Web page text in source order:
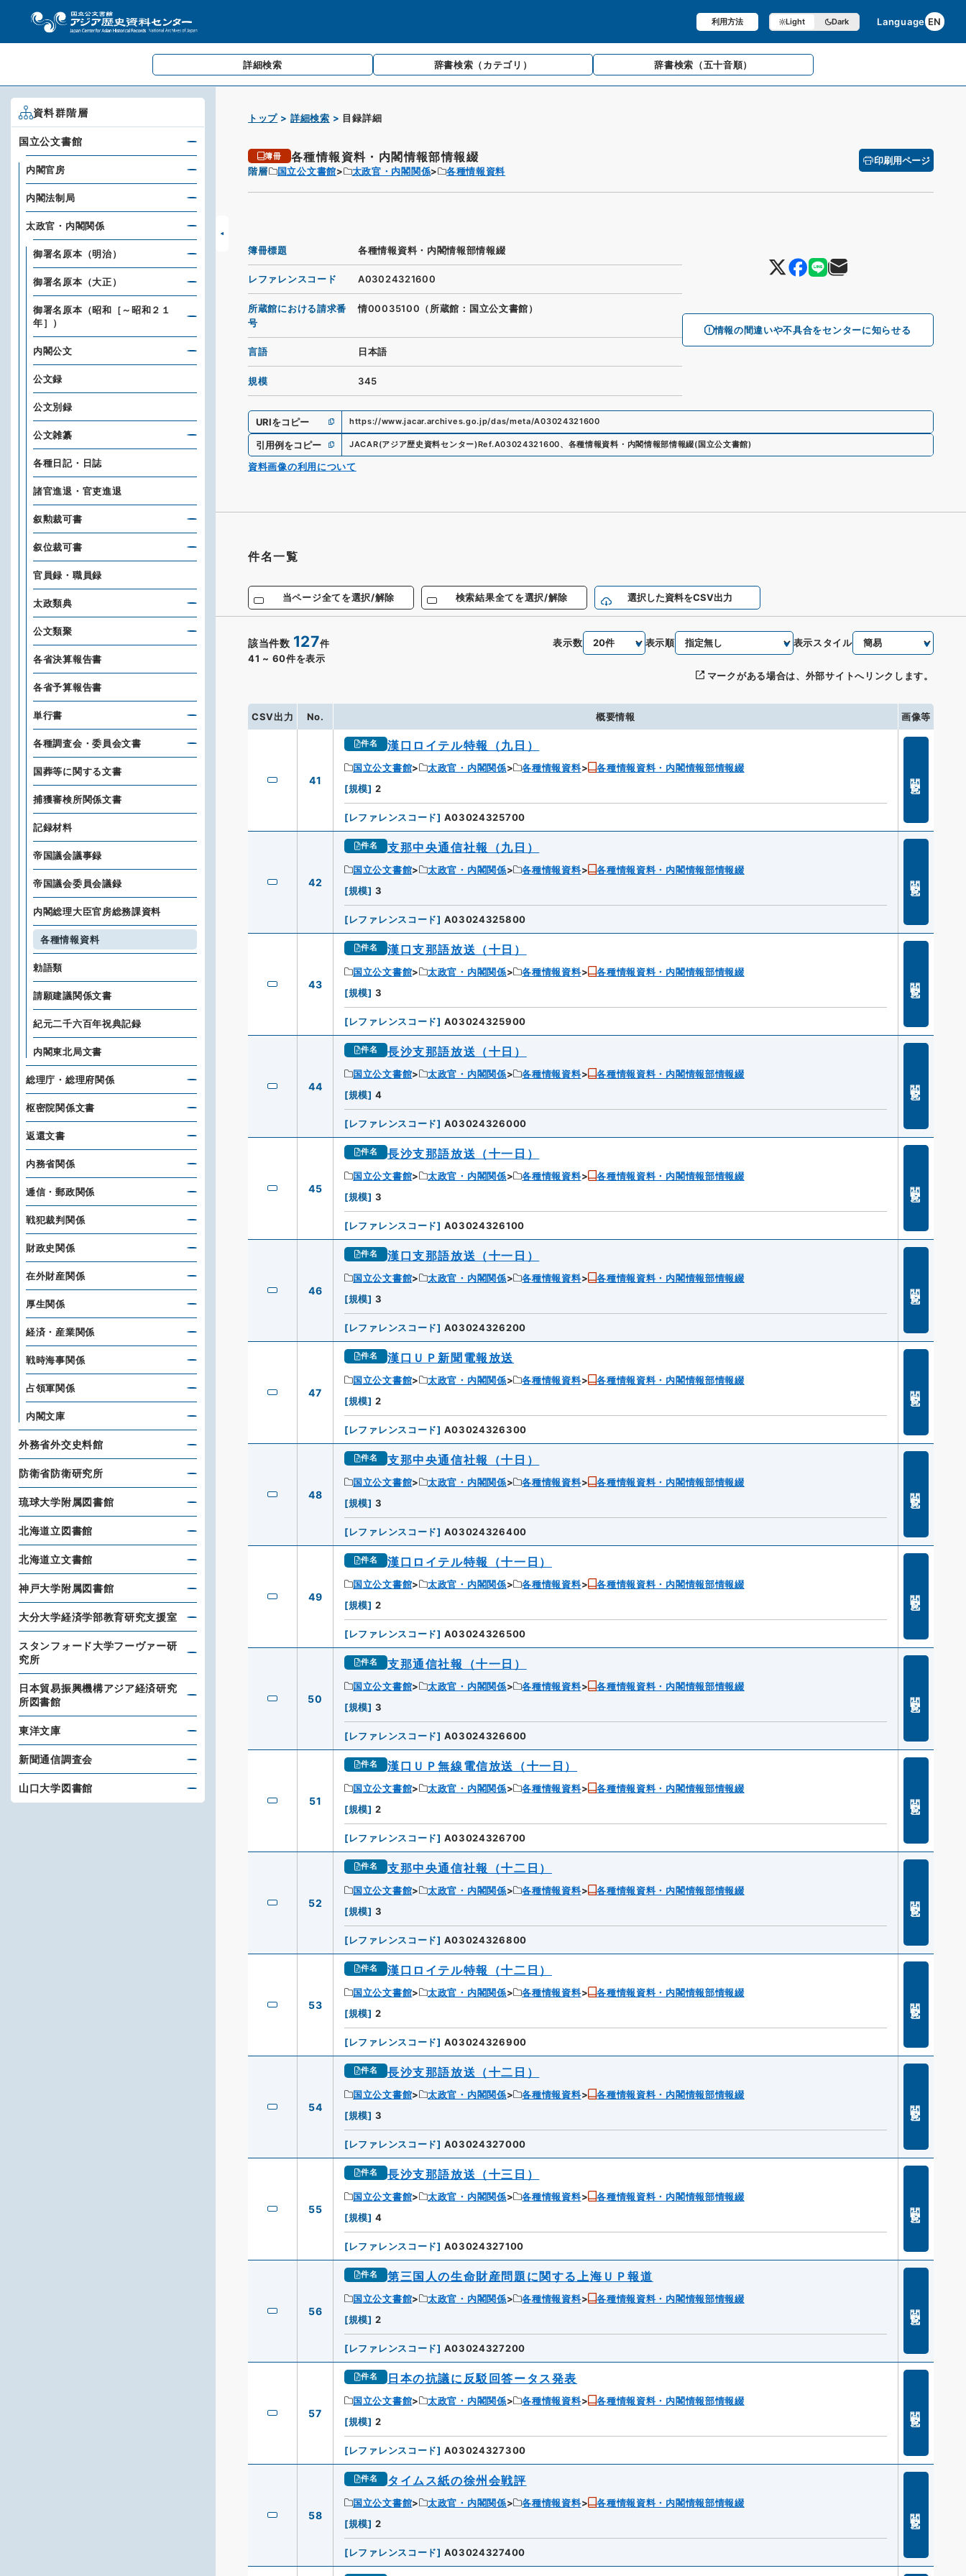
利用方法 Light Dark Language EN
詳細検索 辞書検索 （カテゴリ） 辞書検索 （五十音順）
トップ 詳細検索 目録詳細
簿冊 各種情報資料・内閣情報部情報綴
階層 国立公文書館 太政官・内閣関係 各種情報資料
印刷用ページ
情報の間違いや不具合をセンターに知らせる
簿冊標題 各種情報資料・内閣情報部情報綴
レファレンスコード A03024321600
所蔵館における請求番
号
情00035100（所蔵館：国立公文書館）
言語 日本語
規模 345
URIをコピー https://www.jacar.archives.go.jp/das/meta/A03024321600
引用例をコピー JACAR(アジア歴史資料センター)Ref.A03024321600、 各種情報資料・内閣情報部情報綴( 国立公文書館)
資料画像の利用について
件名一覧
当ページ全てを選択/解除 検索結果全てを選択/解除 選択した資料をCSV出力
該当件数 127件
41 ~ 60件を表示
表示数 表示順 表示スタイル
マークがある場合は、外部サイトへリンクします。
CSV出力 No. 概要情報 画像等
41
件名 漢口ロイテル特報（九日）
国立公文書館 太政官・内閣関係 各種情報資料
各種情報資料・内閣情報部情報綴
[規模] 2
[レファレンスコード] A03024325700
42
件名 支那中央通信社報（九日）
国立公文書館 太政官・内閣関係 各種情報資料
各種情報資料・内閣情報部情報綴
[規模] 3
[レファレンスコード] A03024325800
43
件名 漢口支那語放送（十日）
国立公文書館 太政官・内閣関係 各種情報資料
各種情報資料・内閣情報部情報綴
[規模] 3
[レファレンスコード] A03024325900
44
件名 長沙支那語放送（十日）
国立公文書館 太政官・内閣関係 各種情報資料
各種情報資料・内閣情報部情報綴
[規模] 4
[レファレンスコード] A03024326000
45
件名 長沙支那語放送（十一日）
国立公文書館 太政官・内閣関係 各種情報資料
各種情報資料・内閣情報部情報綴
[規模] 3
[レファレンスコード] A03024326100
46
件名 漢口支那語放送（十一日）
国立公文書館 太政官・内閣関係 各種情報資料
各種情報資料・内閣情報部情報綴
[規模] 3
[レファレンスコード] A03024326200
47
件名 漢口ＵＰ新聞電報放送
国立公文書館 太政官・内閣関係 各種情報資料
各種情報資料・内閣情報部情報綴
[規模] 2
[レファレンスコード] A03024326300
48
件名 支那中央通信社報（十日）
国立公文書館 太政官・内閣関係 各種情報資料
各種情報資料・内閣情報部情報綴
[規模] 3
[レファレンスコード] A03024326400
49
件名 漢口ロイテル特報（十一日）
国立公文書館 太政官・内閣関係 各種情報資料
各種情報資料・内閣情報部情報綴
[規模] 2
[レファレンスコード] A03024326500
50
件名 支那通信社報（十一日）
国立公文書館 太政官・内閣関係 各種情報資料
各種情報資料・内閣情報部情報綴
[規模] 3
[レファレンスコード] A03024326600
51
件名 漢口ＵＰ無線電信放送（十一日）
国立公文書館 太政官・内閣関係 各種情報資料
各種情報資料・内閣情報部情報綴
[規模] 2
[レファレンスコード] A03024326700
52
件名 支那中央通信社報（十二日）
国立公文書館 太政官・内閣関係 各種情報資料
各種情報資料・内閣情報部情報綴
[規模] 3
[レファレンスコード] A03024326800
53
件名 漢口ロイテル特報（十二日）
国立公文書館 太政官・内閣関係 各種情報資料
各種情報資料・内閣情報部情報綴
[規模] 2
[レファレンスコード] A03024326900
54
件名 長沙支那語放送（十二日）
国立公文書館 太政官・内閣関係 各種情報資料
各種情報資料・内閣情報部情報綴
[規模] 3
[レファレンスコード] A03024327000
55
件名 長沙支那語放送（十三日）
国立公文書館 太政官・内閣関係 各種情報資料
各種情報資料・内閣情報部情報綴
[規模] 4
[レファレンスコード] A03024327100
56
件名 第三国人の生命財産問題に関する上海ＵＰ報道
国立公文書館 太政官・内閣関係 各種情報資料
各種情報資料・内閣情報部情報綴
[規模] 2
[レファレンスコード] A03024327200
57
件名 日本の抗議に反駁回答ータス発表
国立公文書館 太政官・内閣関係 各種情報資料
各種情報資料・内閣情報部情報綴
[規模] 2
[レファレンスコード] A03024327300
58
件名 タイムス紙の徐州会戦評
国立公文書館 太政官・内閣関係 各種情報資料
各種情報資料・内閣情報部情報綴
[規模] 2
[レファレンスコード] A03024327400
資料群階層
国立公文書館
内閣官房
内閣法制局
太政官・内閣関係
御署名原本（明治）
御署名原本（大正）
御署名原本（昭和［～昭和２１
年］）
内閣公文
公文録
公文別録
公文雑纂
各種日記・日誌
諸官進退・官吏進退
叙勲裁可書
叙位裁可書
官員録・職員録
太政類典
公文類聚
各省決算報告書
各省予算報告書
単行書
各種調査会・委員会文書
国葬等に関する文書
捕獲審検所関係文書
記録材料
帝国議会議事録
帝国議会委員会議録
内閣総理大臣官房総務課資料
各種情報資料
勅語類
請願建議関係文書
紀元二千六百年祝典記録
内閣東北局文書
総理庁・総理府関係
枢密院関係文書
返還文書
内務省関係
逓信・郵政関係
戦犯裁判関係
財政史関係
在外財産関係
厚生関係
経済・産業関係
戦時海事関係
占領軍関係
内閣文庫
外務省外交史料館
防衛省防衛研究所
琉球大学附属図書館
北海道立図書館
北海道立文書館
神戸大学附属図書館
大分大学経済学部教育研究支援室
スタンフォード大学フーヴァー研
究所
日本貿易振興機構アジア経済研究
所図書館
東洋文庫
新聞通信調査会
山口大学図書館